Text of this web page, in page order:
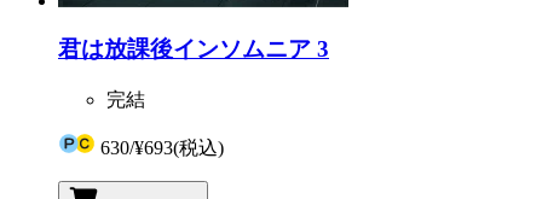
君は放課後インソムニア 3
完結
630/¥693(税込)